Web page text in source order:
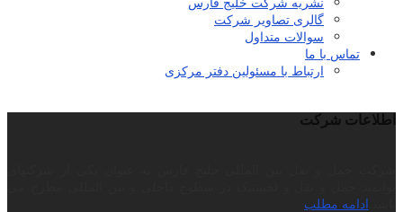
گالری تصاویر شرکت
سوالات متداول
تماس با ما
ارتباط با مسئولین دفتر مرکزی
اطلاعات شرکت
ادامه مطلب